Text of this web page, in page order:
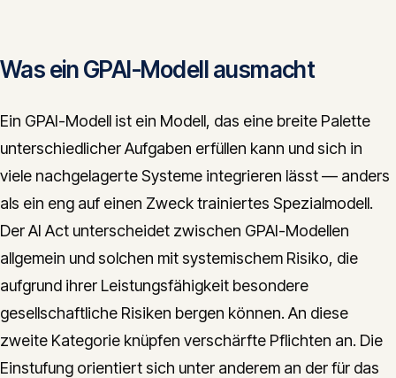
Was ein GPAI-Modell ausmacht
Ein GPAI-Modell ist ein Modell, das eine breite Palette
unterschiedlicher Aufgaben erfüllen kann und sich in
viele nachgelagerte Systeme integrieren lässt — anders
als ein eng auf einen Zweck trainiertes Spezialmodell.
Der AI Act unterscheidet zwischen GPAI-Modellen
allgemein und solchen mit systemischem Risiko, die
aufgrund ihrer Leistungsfähigkeit besondere
gesellschaftliche Risiken bergen können. An diese
zweite Kategorie knüpfen verschärfte Pflichten an. Die
Einstufung orientiert sich unter anderem an der für das